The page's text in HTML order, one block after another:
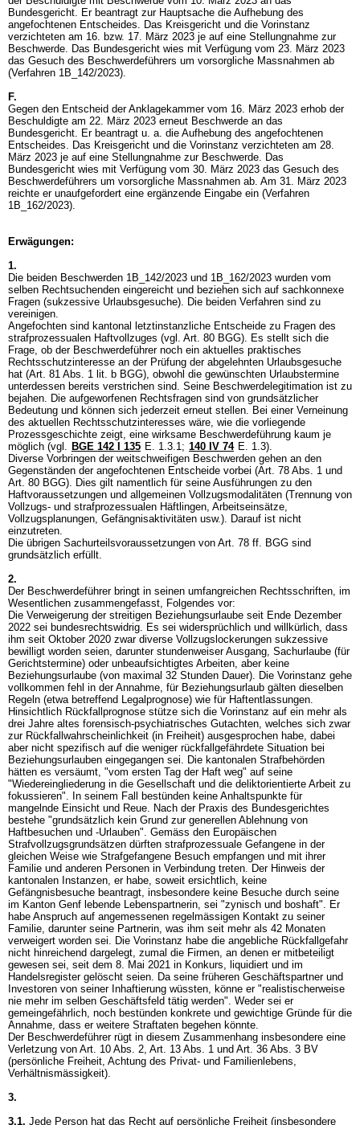
Bundesgericht. Er beantragt zur Hauptsache die Aufhebung des
angefochtenen Entscheides. Das Kreisgericht und die Vorinstanz
verzichteten am 16. bzw. 17. März 2023 je auf eine Stellungnahme zur
Beschwerde. Das Bundesgericht wies mit Verfügung vom 23. März 2023
das Gesuch des Beschwerdeführers um vorsorgliche Massnahmen ab
(Verfahren 1B_142/2023).
F.
Gegen den Entscheid der Anklagekammer vom 16. März 2023 erhob der
Beschuldigte am 22. März 2023 erneut Beschwerde an das
Bundesgericht. Er beantragt u. a. die Aufhebung des angefochtenen
Entscheides. Das Kreisgericht und die Vorinstanz verzichteten am 28.
März 2023 je auf eine Stellungnahme zur Beschwerde. Das
Bundesgericht wies mit Verfügung vom 30. März 2023 das Gesuch des
Beschwerdeführers um vorsorgliche Massnahmen ab. Am 31. März 2023
reichte er unaufgefordert eine ergänzende Eingabe ein (Verfahren
1B_162/2023).
Erwägungen:
1.
Die beiden Beschwerden 1B_142/2023 und 1B_162/2023 wurden vom
selben Rechtsuchenden eingereicht und beziehen sich auf sachkonnexe
Fragen (sukzessive Urlaubsgesuche). Die beiden Verfahren sind zu
vereinigen.
Angefochten sind kantonal letztinstanzliche Entscheide zu Fragen des
strafprozessualen Haftvollzuges (vgl. Art. 80 BGG). Es stellt sich die
Frage, ob der Beschwerdeführer noch ein aktuelles praktisches
Rechtsschutzinteresse an der Prüfung der abgelehnten Urlaubsgesuche
hat (Art. 81 Abs. 1 lit. b BGG), obwohl die gewünschten Urlaubstermine
unterdessen bereits verstrichen sind. Seine Beschwerdelegitimation ist zu
bejahen. Die aufgeworfenen Rechtsfragen sind von grundsätzlicher
Bedeutung und können sich jederzeit erneut stellen. Bei einer Verneinung
des aktuellen Rechtsschutzinteresses wäre, wie die vorliegende
Prozessgeschichte zeigt, eine wirksame Beschwerdeführung kaum je
möglich (vgl. BGE 142 I 135 E. 1.3.1; 140 IV 74 E. 1.3).
Diverse Vorbringen der weitschweifigen Beschwerden gehen an den
Gegenständen der angefochtenen Entscheide vorbei (Art. 78 Abs. 1 und
Art. 80 BGG). Dies gilt namentlich für seine Ausführungen zu den
Haftvoraussetzungen und allgemeinen Vollzugsmodalitäten (Trennung von
Vollzugs- und strafprozessualen Häftlingen, Arbeitseinsätze,
Vollzugsplanungen, Gefängnisaktivitäten usw.). Darauf ist nicht
einzutreten.
Die übrigen Sachurteilsvoraussetzungen von Art. 78 ff. BGG sind
grundsätzlich erfüllt.
2.
Der Beschwerdeführer bringt in seinen umfangreichen Rechtsschriften, im
Wesentlichen zusammengefasst, Folgendes vor:
Die Verweigerung der streitigen Beziehungsurlaube seit Ende Dezember
2022 sei bundesrechtswidrig. Es sei widersprüchlich und willkürlich, dass
ihm seit Oktober 2020 zwar diverse Vollzugslockerungen sukzessive
bewilligt worden seien, darunter stundenweiser Ausgang, Sachurlaube (für
Gerichtstermine) oder unbeaufsichtigtes Arbeiten, aber keine
Beziehungsurlaube (von maximal 32 Stunden Dauer). Die Vorinstanz gehe
vollkommen fehl in der Annahme, für Beziehungsurlaub gälten dieselben
Regeln (etwa betreffend Legalprognose) wie für Haftentlassungen.
Hinsichtlich Rückfallprognose stütze sich die Vorinstanz auf ein mehr als
drei Jahre altes forensisch-psychiatrisches Gutachten, welches sich zwar
zur Rückfallwahrscheinlichkeit (in Freiheit) ausgesprochen habe, dabei
aber nicht spezifisch auf die weniger rückfallgefährdete Situation bei
Beziehungsurlauben eingegangen sei. Die kantonalen Strafbehörden
hätten es versäumt, "vom ersten Tag der Haft weg" auf seine
"Wiedereingliederung in die Gesellschaft und die deliktorientierte Arbeit zu
fokussieren". In seinem Fall bestünden keine Anhaltspunkte für
mangelnde Einsicht und Reue. Nach der Praxis des Bundesgerichtes
bestehe "grundsätzlich kein Grund zur generellen Ablehnung von
Haftbesuchen und -Urlauben". Gemäss den Europäischen
Strafvollzugsgrundsätzen dürften strafprozessuale Gefangene in der
gleichen Weise wie Strafgefangene Besuch empfangen und mit ihrer
Familie und anderen Personen in Verbindung treten. Der Hinweis der
kantonalen Instanzen, er habe, soweit ersichtlich, keine
Gefängnisbesuche beantragt, insbesondere keine Besuche durch seine
im Kanton Genf lebende Lebenspartnerin, sei "zynisch und boshaft". Er
habe Anspruch auf angemessenen regelmässigen Kontakt zu seiner
Familie, darunter seine Partnerin, was ihm seit mehr als 42 Monaten
verweigert worden sei. Die Vorinstanz habe die angebliche Rückfallgefahr
nicht hinreichend dargelegt, zumal die Firmen, an denen er mitbeteiligt
gewesen sei, seit dem 8. Mai 2021 in Konkurs, liquidiert und im
Handelsregister gelöscht seien. Da seine früheren Geschäftspartner und
Investoren von seiner Inhaftierung wüssten, könne er "realistischerweise
nie mehr im selben Geschäftsfeld tätig werden". Weder sei er
gemeingefährlich, noch bestünden konkrete und gewichtige Gründe für die
Annahme, dass er weitere Straftaten begehen könnte.
Der Beschwerdeführer rügt in diesem Zusammenhang insbesondere eine
Verletzung von Art. 10 Abs. 2, Art. 13 Abs. 1 und Art. 36 Abs. 3 BV
(persönliche Freiheit, Achtung des Privat- und Familienlebens,
Verhältnismässigkeit).
3.
3.1. Jede Person hat das Recht auf persönliche Freiheit (insbesondere